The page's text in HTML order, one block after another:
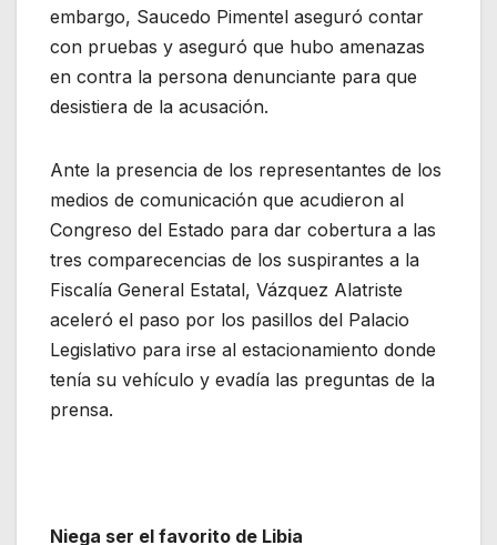
embargo, Saucedo Pimentel aseguró contar
con pruebas y aseguró que hubo amenazas
en contra la persona denunciante para que
desistiera de la acusación.
Ante la presencia de los representantes de los
medios de comunicación que acudieron al
Congreso del Estado para dar cobertura a las
tres comparecencias de los suspirantes a la
Fiscalía General Estatal, Vázquez Alatriste
aceleró el paso por los pasillos del Palacio
Legislativo para irse al estacionamiento donde
tenía su vehículo y evadía las preguntas de la
prensa.
Niega ser el favorito de Libia